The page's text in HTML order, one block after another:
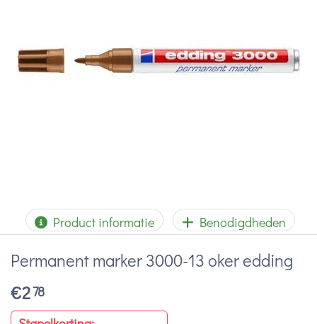
Product informatie Benodigdheden
Permanent marker 3000-13 oker edding
€278